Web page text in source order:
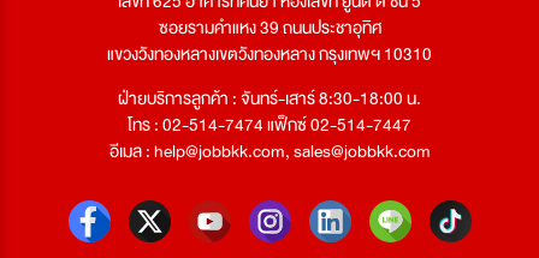
ซอยรามคำแหง 39 ถนนประชาอุทิศ
แขวงวังทองหลางเขตวังทองหลาง กรุงเทพฯ 10310
ฝ่ายบริการลูกค้า : จันทร์-เสาร์ 8:30-18:00 น.
โทร : 02-514-7474 แฟ็กซ์ 02-514-7447
อีเมล :help@jobbkk.com,sales@jobbkk.com